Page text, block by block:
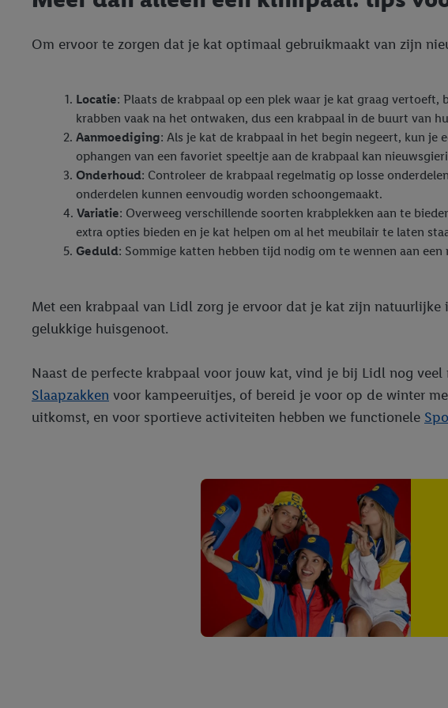
Om ervoor te zorgen dat je kat optimaal gebruikmaakt van zijn
Locatie: Plaats de krabpaal op een plek waar je kat graag
krabben vaak na het ontwaken, dus een krabpaal in de buurt van
Aanmoediging: Als je kat de krabpaal in het begin negeert, kun
ophangen van een favoriet speeltje aan de krabpaal kan
Onderhoud: Controleer de krabpaal regelmatig op losse
onderdelen kunnen eenvoudig worden schoongemaakt.
Variatie: Overweeg verschillende soorten krabplekken aan te
extra opties bieden en je kat helpen om al het meubilair te laten
Geduld: Sommige katten hebben tijd nodig om te wennen aan
Met een krabpaal van Lidl zorg je ervoor dat je kat zijn
gelukkige huisgenoot.
Naast de perfecte krabpaal voor jouw kat, vind je bij Lidl nog
Slaapzakken voor kampeeruitjes, of bereid je voor op de winter
uitkomst, en voor sportieve activiteiten hebben we functionele